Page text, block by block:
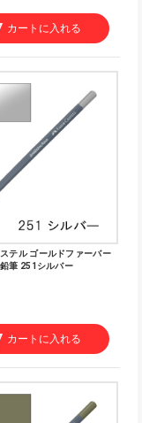
カートに入れる
テル ゴールドファーバー
筆 251シルバー
カートに入れる